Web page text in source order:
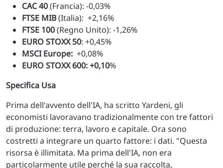
CAC 40(Francia): -0,03%
FTSE MIB(Italia): +2,16%
FTSE 100(Regno Unito): -1,26%
EURO STOXX 50: +0,45%
MSCI Europe: +0,08%
EURO STOXX 600: +0,10%
Specifica Usa
Prima dell'avvento dell'IA, ha scritto Yardeni, gli
economisti lavoravano tradizionalmente con tre fattori
di produzione: terra, lavoro e capitale. Ora sono
costretti a integrare un quarto fattore: i dati. "Questa
risorsa è illimitata. Ma prima dell'IA, non era
particolarmente utile perché la sua raccolta,